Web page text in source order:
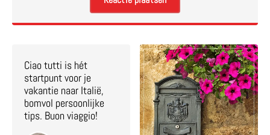
Ciao tutti is hét
startpunt voor je
vakantie naar Italië,
bomvol persoonlijke
tips. Buon viaggio!